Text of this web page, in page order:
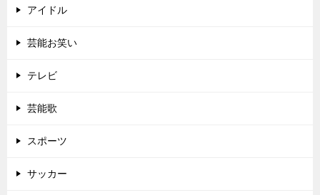
アイドル
芸能お笑い
テレビ
芸能歌
スポーツ
サッカー